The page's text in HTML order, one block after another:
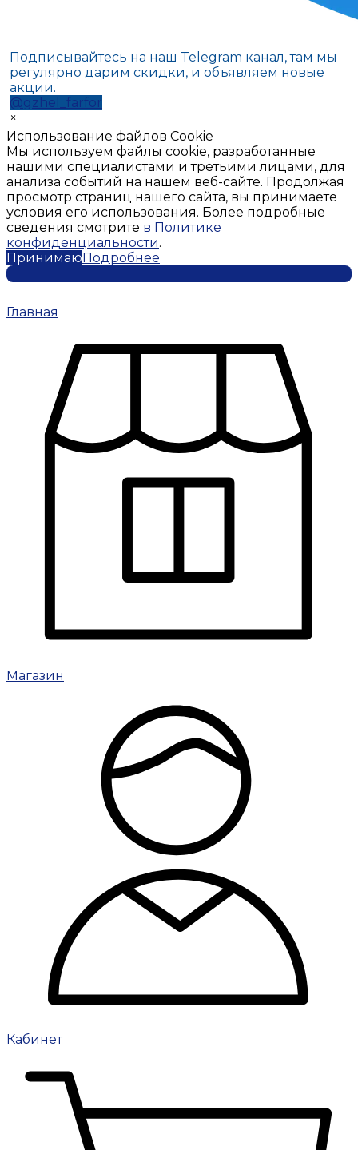
Подписывайтесь на наш Telegram канал, там мы
регулярно дарим скидки, и объявляем новые
акции.
@gzhel_farfor
×
Использование файлов Cookie
Мы используем файлы cookie, разработанные
нашими специалистами и третьими лицами, для
анализа событий на нашем веб-сайте. Продолжая
просмотр страниц нашего сайта, вы принимаете
условия его использования. Более подробные
сведения смотрите в Политике
конфиденциальности.
ПринимаюПодробнее
Главная
Магазин
Кабинет